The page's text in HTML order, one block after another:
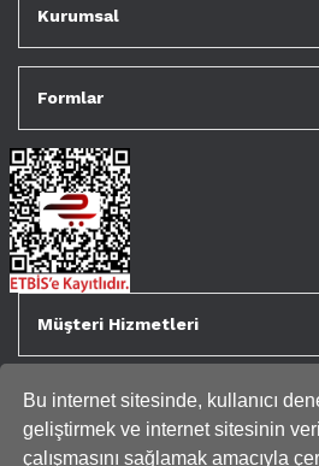
Bu internet sitesinde, kullanıcı
geliştirmek ve internet sitesinin
çalışmasını sağlamak amacıyla
Kurumsal
Formlar
Müşteri Hizmetleri